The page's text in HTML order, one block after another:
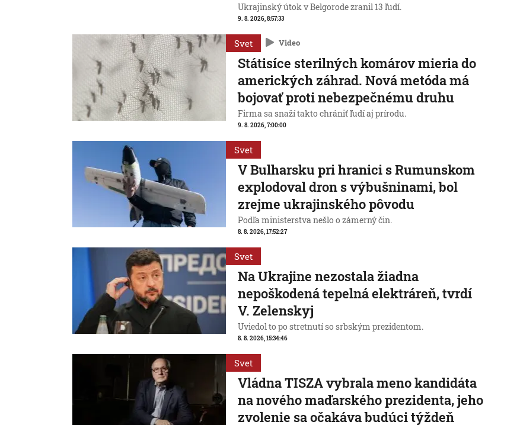
Ukrajinský útok v Belgorode zranil 13 ľudí.
9. 8. 2026, 8:57:33
Svet Video
Státisíce sterilných komárov mieria do
amerických záhrad. Nová metóda má
bojovať proti nebezpečnému druhu
Firma sa snaží takto chrániť ľudí aj prírodu.
9. 8. 2026, 7:00:00
Svet
V Bulharsku pri hranici s Rumunskom
explodoval dron s výbušninami, bol
zrejme ukrajinského pôvodu
Podľa ministerstva nešlo o zámerný čin.
8. 8. 2026, 17:52:27
Svet
Na Ukrajine nezostala žiadna
nepoškodená tepelná elektráreň, tvrdí
V. Zelenskyj
Uviedol to po stretnutí so srbským prezidentom.
8. 8. 2026, 15:34:46
Svet
Vládna TISZA vybrala meno kandidáta
na nového maďarského prezidenta, jeho
zvolenie sa očakáva budúci týždeň